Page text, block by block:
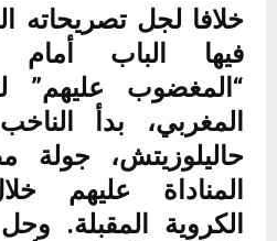
خلافا لجل تصريحاته
فيها الباب أمام
“المغضوب عليهم”
المغربي، بدأ
حاليلوزيتش،
المناداة عليهم
الكروية المقبلة.